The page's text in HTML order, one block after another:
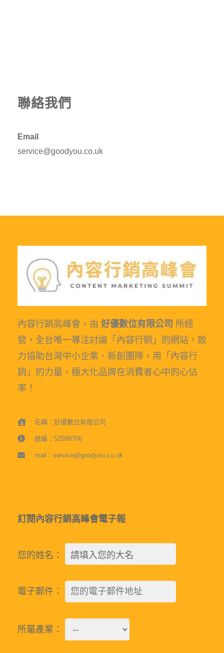
聯絡我們
Email
service@goodyou.co.uk
內容行銷高峰會，由 好優數位有限公司 所經
營，全台唯一專注討論「內容行銷」的網站，致
力協助台灣中小企業、新創團隊，用「內容行
銷」的力量，極大化品牌在消費者心中的心佔
率！
名稱：好優數位有限公司
統編：52588706
mail：service@goodyou.co.uk
訂閱內容行銷高峰會電子報
您的姓名：
電子郵件：
所屬產業：